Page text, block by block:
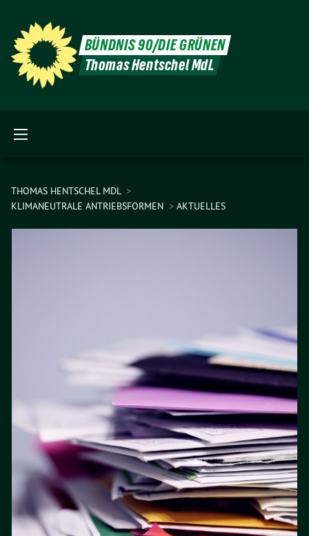
BÜNDNIS 90/DIE GRÜNEN
Thomas Hentschel MdL
THOMAS HENTSCHEL MDL
KLIMANEUTRALE ANTRIEBSFORMEN
AKTUELLES